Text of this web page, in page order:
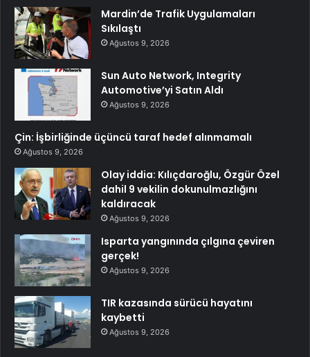
Mardin’de Trafik Uygulamaları
Sıkılaştı
Ağustos 9, 2026
Sun Auto Network, Integrity
Automotive’yi Satın Aldı
Ağustos 9, 2026
Çin: İşbirliğinde üçüncü taraf hedef alınmamalı
Ağustos 9, 2026
Olay iddia: Kılıçdaroğlu, Özgür Özel
dahil 9 vekilin dokunulmazlığını
kaldıracak
Ağustos 9, 2026
Isparta yangınında çılgına çeviren
gerçek!
Ağustos 9, 2026
TIR kazasında sürücü hayatını
kaybetti
Ağustos 9, 2026